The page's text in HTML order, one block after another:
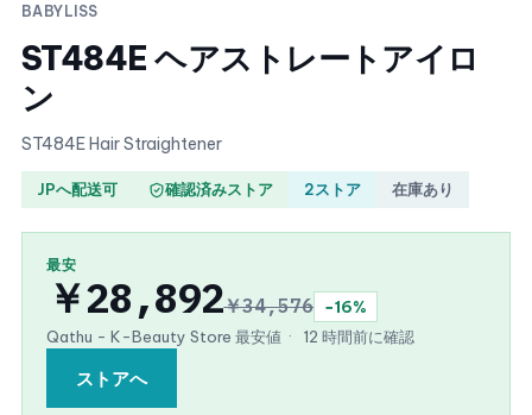
BABYLISS
ST484E ヘアストレートアイロ
ン
ST484E Hair Straightener
JPへ配送可 確認済みストア 2ストア 在庫あり
最安
￥28,892￥34,576
−16%
Qathu - K-Beauty Store 最安値 · 12 時間前に確認
ストアへ